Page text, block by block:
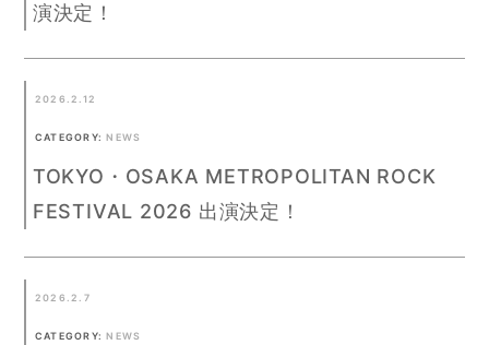
演決定！
2026.2.12
CATEGORY: NEWS
TOKYO・OSAKA METROPOLITAN ROCK
FESTIVAL 2026 出演決定！
2026.2.7
CATEGORY: NEWS